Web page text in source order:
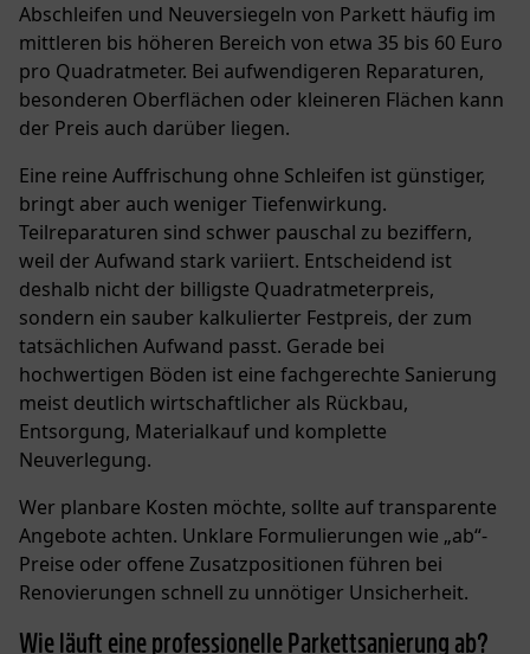
Abschleifen und Neuversiegeln von Parkett häufig im
mittleren bis höheren Bereich von etwa 35 bis 60 Euro
pro Quadratmeter. Bei aufwendigeren Reparaturen,
besonderen Oberflächen oder kleineren Flächen kann
der Preis auch darüber liegen.
Eine reine Auffrischung ohne Schleifen ist günstiger,
bringt aber auch weniger Tiefenwirkung.
Teilreparaturen sind schwer pauschal zu beziffern,
weil der Aufwand stark variiert. Entscheidend ist
deshalb nicht der billigste Quadratmeterpreis,
sondern ein sauber kalkulierter Festpreis, der zum
tatsächlichen Aufwand passt. Gerade bei
hochwertigen Böden ist eine fachgerechte Sanierung
meist deutlich wirtschaftlicher als Rückbau,
Entsorgung, Materialkauf und komplette
Neuverlegung.
Wer planbare Kosten möchte, sollte auf transparente
Angebote achten. Unklare Formulierungen wie „ab“-
Preise oder offene Zusatzpositionen führen bei
Renovierungen schnell zu unnötiger Unsicherheit.
Wie läuft eine professionelle Parkettsanierung ab?